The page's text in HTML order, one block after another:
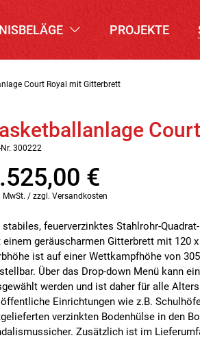
PROJEKTE
Court Royal mit Gitterbrett
300222
€
MwSt. / zzgl. Versandkosten
stabiles, feuerverzinktes Stahlrohr-
einem geräuscharmen Gitterbrett mit 120
ist auf einer Wettkampfhöhe von
Über das Drop-down Menü kann
werden und ist daher für alle
Einrichtungen wie z.B.
verzinkten Bodenhülse in den
Zusätzlich ist im